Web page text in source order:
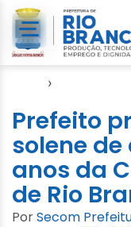
›
Prefeito
solene
anos da
de Rio
PorSecom